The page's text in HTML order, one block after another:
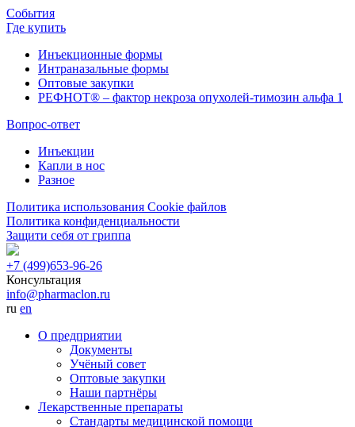
События
Где купить
Инъекционные формы
Интраназальные формы
Оптовые закупки
РЕФНОТ® – фактор некроза опухолей-тимозин альфа 1
Вопрос-ответ
Инъекции
Капли в нос
Разное
Политика использования Cookie файлов
Политика конфиденциальности
Защити себя от гриппа
+7 (499)653-96-26
Консультация
info@pharmaclon.ru
ru en
О предприятии
Документы
Учёный совет
Оптовые закупки
Наши партнёры
Лекарственные препараты
Стандарты медицинской помощи